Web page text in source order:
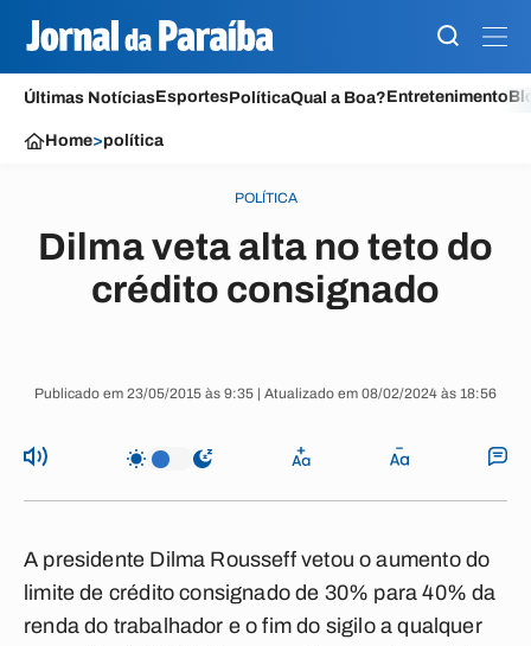
Últimas NotíciasEsportesPolíticaQual a Boa?Entretenimento
Home>política
POLÍTICA
Dilma veta alta no teto do
crédito consignado
Publicado em 23/05/2015 às 9:35 | Atualizado em 08/02/2024 às 18:56
A presidente Dilma Rousseff vetou o aumento do
limite de crédito consignado de 30% para 40% da
renda do trabalhador e o fim do sigilo a qualquer